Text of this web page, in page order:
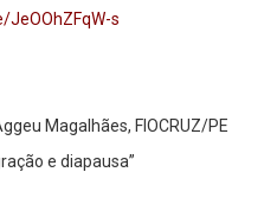
s
Magalhães, FIOCRUZ/PE
e diapausa”